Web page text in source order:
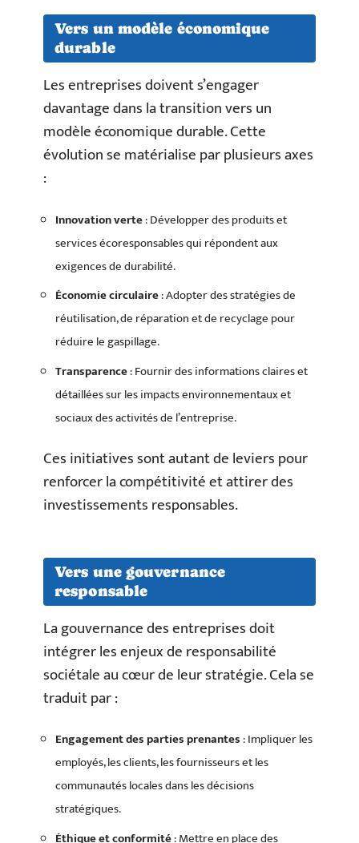
Vers un modèle économique
durable
Les entreprises doivent s’engager
davantage dans la transition vers un
modèle économique durable. Cette
évolution se matérialise par plusieurs axes
:
Innovation verte: Développer des produits et
services écoresponsables qui répondent aux
exigences de durabilité.
Économie circulaire: Adopter des stratégies de
réutilisation, de réparation et de recyclage pour
réduire le gaspillage.
Transparence: Fournir des informations claires et
détaillées sur les impacts environnementaux et
sociaux des activités de l’entreprise.
Ces initiatives sont autant de leviers pour
renforcer la compétitivité et attirer des
investissements responsables.
Vers une gouvernance
responsable
La gouvernance des entreprises doit
intégrer les enjeux de responsabilité
sociétale au cœur de leur stratégie. Cela se
traduit par :
Engagement des parties prenantes: Impliquer les
employés, les clients, les fournisseurs et les
communautés locales dans les décisions
stratégiques.
Éthique et conformité: Mettre en place des